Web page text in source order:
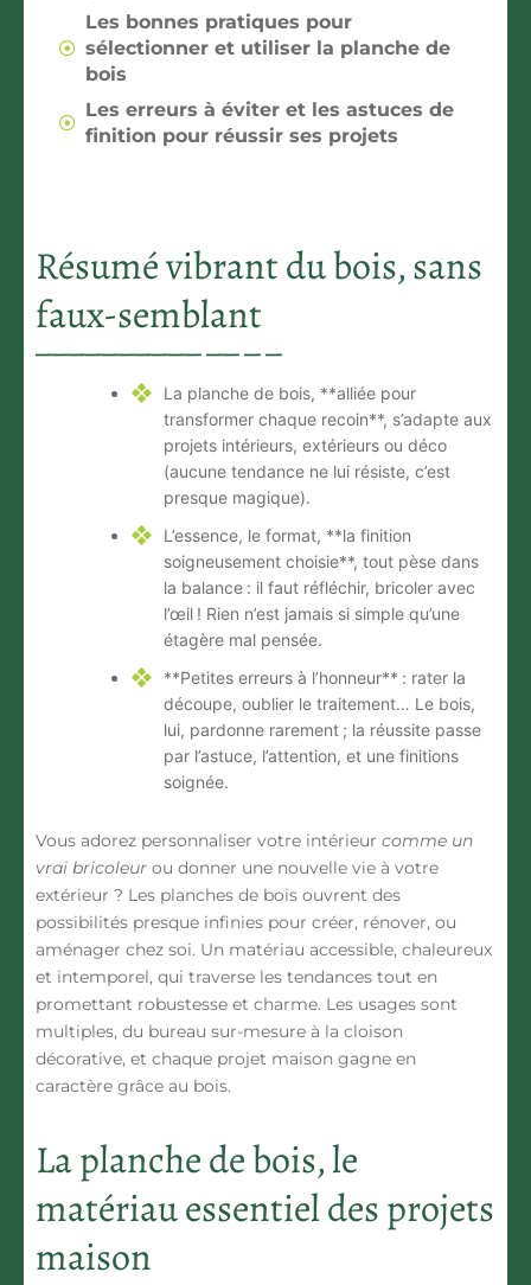
Les bonnes pratiques pour
sélectionner et utiliser la planche de
bois
Les erreurs à éviter et les astuces de
finition pour réussir ses projets
Résumé vibrant du bois, sans
faux-semblant
La planche de bois, **alliée pour
transformer chaque recoin**, s’adapte aux
projets intérieurs, extérieurs ou déco
(aucune tendance ne lui résiste, c’est
presque magique).
L’essence, le format, **la finition
soigneusement choisie**, tout pèse dans
la balance : il faut réfléchir, bricoler avec
l’œil ! Rien n’est jamais si simple qu’une
étagère mal pensée.
**Petites erreurs à l’honneur** : rater la
découpe, oublier le traitement… Le bois,
lui, pardonne rarement ; la réussite passe
par l’astuce, l’attention, et une finitions
soignée.
Vous adorez personnaliser votre intérieur comme un
vrai bricoleur ou donner une nouvelle vie à votre
extérieur ? Les planches de bois ouvrent des
possibilités presque infinies pour créer, rénover, ou
aménager chez soi. Un matériau accessible, chaleureux
et intemporel, qui traverse les tendances tout en
promettant robustesse et charme. Les usages sont
multiples, du bureau sur-mesure à la cloison
décorative, et chaque projet maison gagne en
caractère grâce au bois.
La planche de bois, le
matériau essentiel des projets
maison